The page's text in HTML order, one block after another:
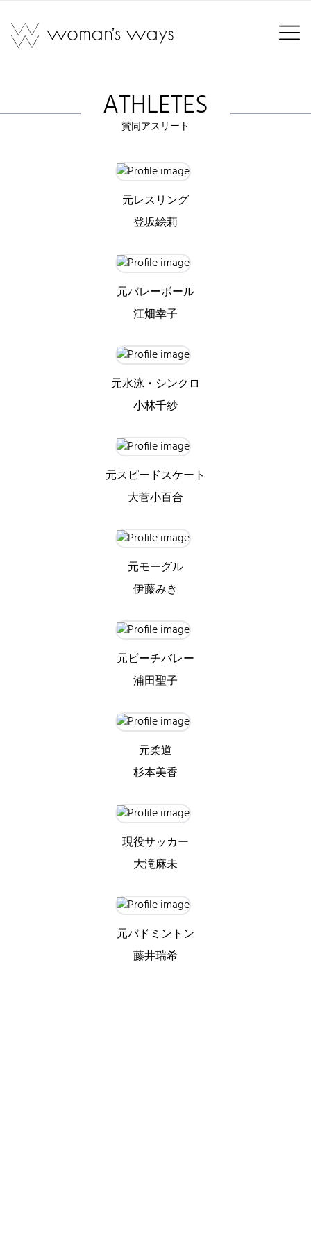
ATHLETES
賛同アスリート
元レスリング
登坂絵莉
元バレーボール
江畑幸子
元水泳・シンクロ
小林千紗
元スピードスケート
大菅小百合
元モーグル
伊藤みき
元ビーチバレー
浦田聖子
元柔道
杉本美香
現役サッカー
大滝麻未
元バドミントン
藤井瑞希